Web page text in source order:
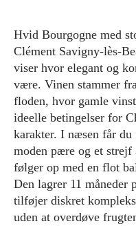
Hvid Bourgogne med
Clément Savigny-lès-
viser hvor elegant og
være. Vinen stammer
floden, hvor gamle
ideelle betingelser for
karakter. I næsen får
moden pære og et strejf
følger op med en flot
Den lagrer 11 måneder
tilføjer diskret
uden at overdøve